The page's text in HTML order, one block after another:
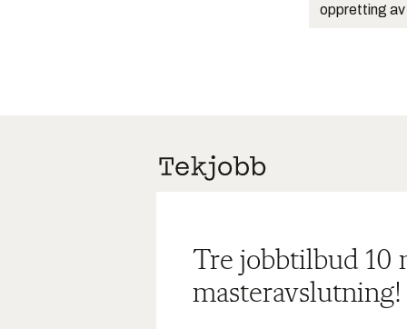
oppretting av
Tre jobbtilbud 10
masteravslutning!